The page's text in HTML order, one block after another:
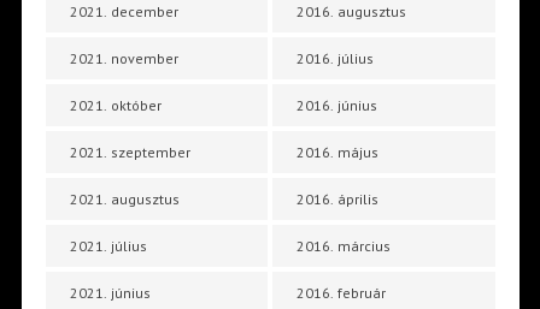
2021. december
2021. november
2021. október
2021. szeptember
2021. augusztus
2021. július
2021. június
2016. augusztus
2016. július
2016. június
2016. május
2016. április
2016. március
2016. február